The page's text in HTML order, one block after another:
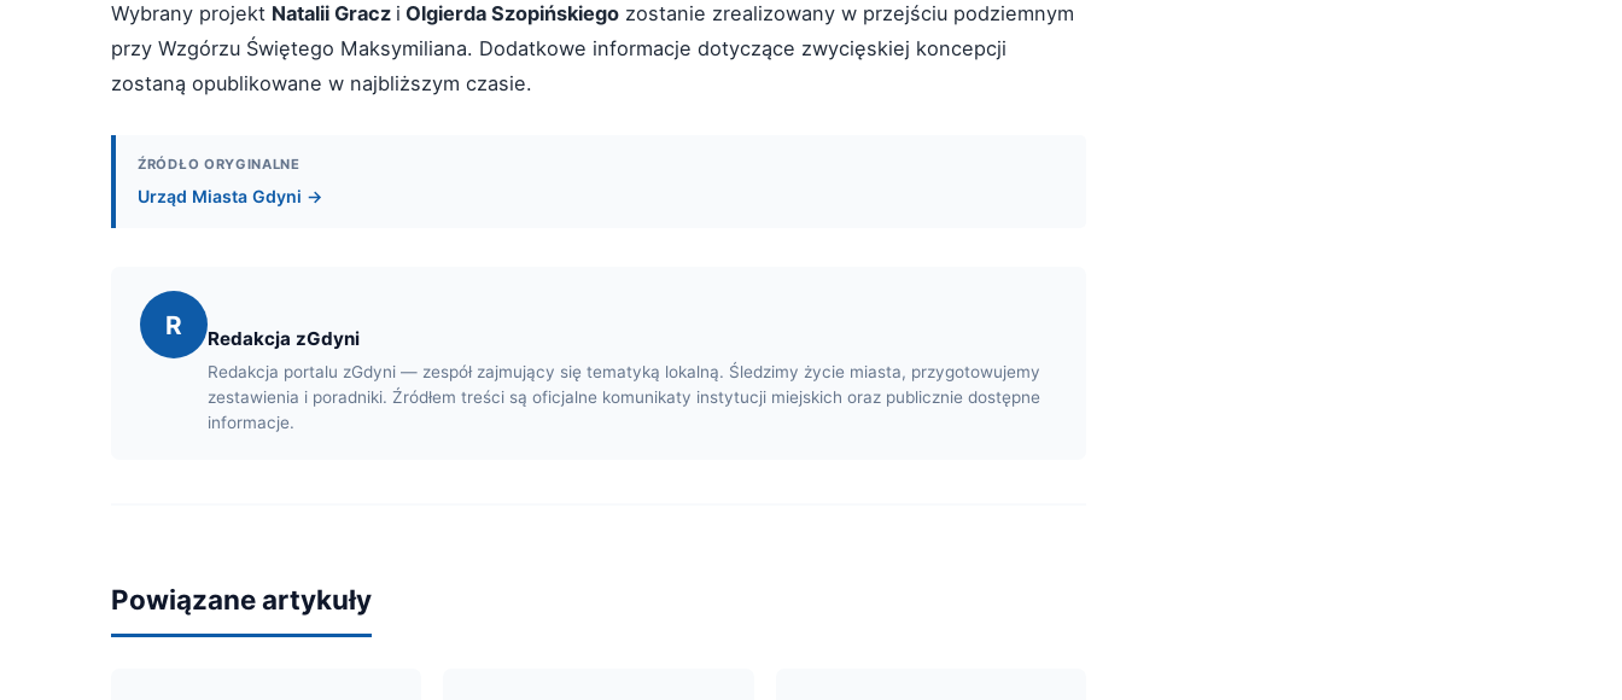
Wybrany projekt Natalii Gracz i Olgierda Szopińskiego zostanie zrealizowany w przejściu podziemnym
przy Wzgórzu Świętego Maksymiliana. Dodatkowe informacje dotyczące zwycięskiej koncepcji
zostaną opublikowane w najbliższym czasie.
ŹRÓDŁO ORYGINALNE
Urząd Miasta Gdyni →
R Redakcja zGdyni
Redakcja portalu zGdyni — zespół zajmujący się tematyką lokalną. Śledzimy życie miasta, przygotowujemy
zestawienia i poradniki. Źródłem treści są oficjalne komunikaty instytucji miejskich oraz publicznie dostępne
informacje.
Powiązane artykuły